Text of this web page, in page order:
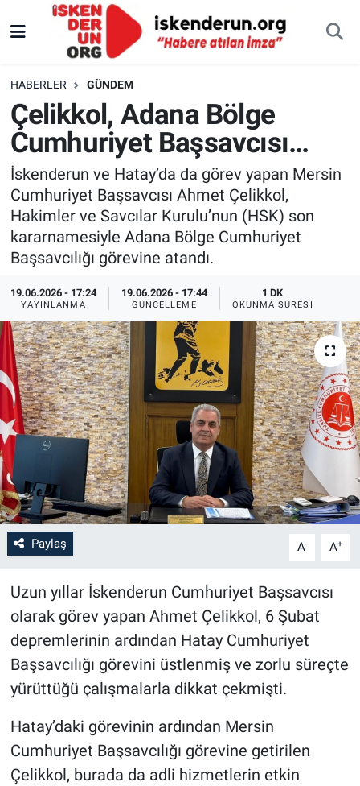
HABERLER GÜNDEM
Çelikkol, Adana Bölge
Cumhuriyet Başsavcısı…
İskenderun ve Hatay’da da görev yapan Mersin
Cumhuriyet Başsavcısı Ahmet Çelikkol,
Hakimler ve Savcılar Kurulu’nun (HSK) son
kararnamesiyle Adana Bölge Cumhuriyet
Başsavcılığı görevine atandı.
19.06.2026 - 17:24
YAYINLANMA
19.06.2026 - 17:44
GÜNCELLEME
1 DK
OKUNMA SÜRESI
Paylaş A- A+
Uzun yıllar İskenderun Cumhuriyet Başsavcısı
olarak görev yapan Ahmet Çelikkol, 6 Şubat
depremlerinin ardından Hatay Cumhuriyet
Başsavcılığı görevini üstlenmiş ve zorlu süreçte
yürüttüğü çalışmalarla dikkat çekmişti.
Hatay’daki görevinin ardından Mersin
Cumhuriyet Başsavcılığı görevine getirilen
Çelikkol, burada da adli hizmetlerin etkin